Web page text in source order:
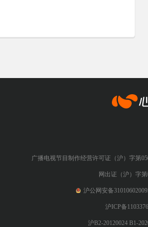
广播电视节目制作经营许可证（沪）字第
网出证（沪）字
沪公网安备
沪ICP备
沪B2-20120024 B1-
心动网络